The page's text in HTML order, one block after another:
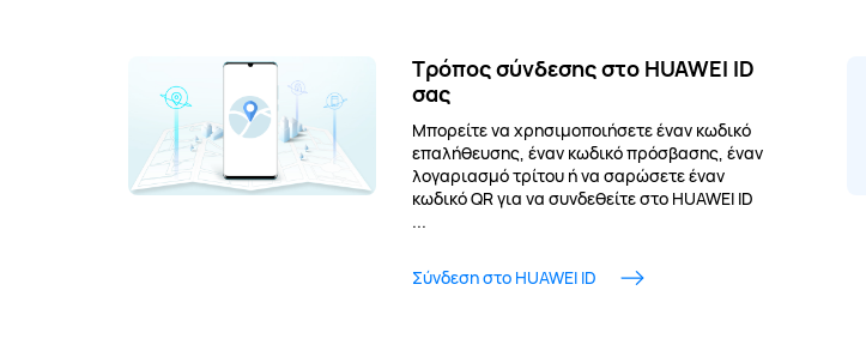
Τρόπος σύνδεσης στο HUAWEI ID
σας
Μπορείτε να χρησιμοποιήσετε έναν κωδικό
επαλήθευσης, έναν κωδικό πρόσβασης, έναν
λογαριασμό τρίτου ή να σαρώσετε έναν
κωδικό QR για να συνδεθείτε στο HUAWEI ID
...
Σύνδεση στο HUAWEI ID